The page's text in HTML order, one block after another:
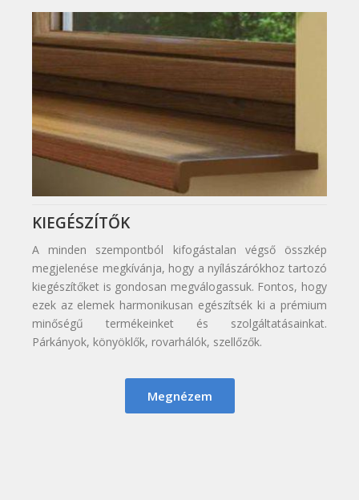
KIEGÉSZÍTŐK
A minden szempontból kifogástalan végső összkép
megjelenése megkívánja, hogy a nyílászárókhoz tartozó
kiegészítőket is gondosan megválogassuk. Fontos, hogy
ezek az elemek harmonikusan egészítsék ki a prémium
minőségű termékeinket és szolgáltatásainkat.
Párkányok, könyöklők, rovarhálók, szellőzők.
Megnézem